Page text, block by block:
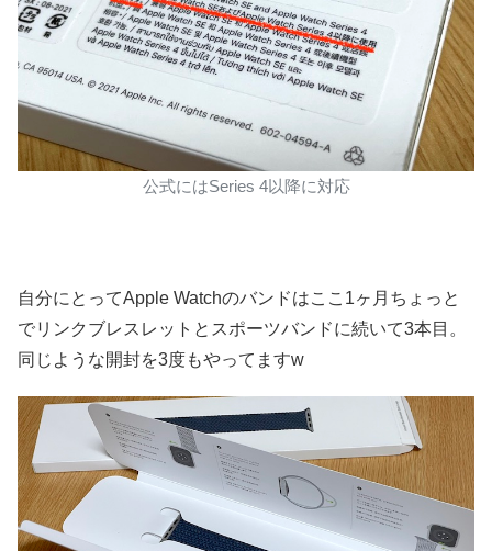
公式にはSeries 4以降に対応
自分にとってApple Watchのバンドはここ1ヶ月ちょっと
でリンクブレスレットとスポーツバンドに続いて3本目。
同じような開封を3度もやってますw